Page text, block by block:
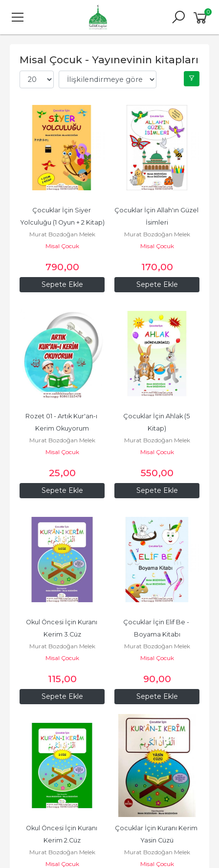
0
Misal Çocuk - Yayınevinin kitapları
Sepete Ekle
Çocuklar İçin Siyer
Yolculuğu (1 Oyun + 2 Kitap)
Murat Bozdoğan Melek
Bozdoğan
Misal Çocuk
790,00
Sepete Ekle
Çocuklar İçin Allah'ın Güzel
İsimleri
Murat Bozdoğan Melek
Bozdoğan
Misal Çocuk
170,00
Sepete Ekle
Rozet 01 - Artık Kur'an-ı
Kerim Okuyorum
Murat Bozdoğan Melek
Bozdoğan
Misal Çocuk
25,00
Sepete Ekle
Çocuklar İçin Ahlak (5
Kitap)
Murat Bozdoğan Melek
Bozdoğan
Misal Çocuk
550,00
Sepete Ekle
Okul Öncesi İçin Kuranı
Kerim 3.Cüz
Murat Bozdoğan Melek
Bozdoğan
Misal Çocuk
115,00
Sepete Ekle
Çocuklar İçin Elif Be -
Boyama Kitabı
Murat Bozdoğan Melek
Bozdoğan
Misal Çocuk
90,00
Okul Öncesi İçin Kuranı
Kerim 2.Cüz
Murat Bozdoğan Melek
Bozdoğan
Misal Çocuk
Çocuklar İçin Kuranı Kerim
Yasin Cüzü
Murat Bozdoğan Melek
Bozdoğan
Misal Çocuk